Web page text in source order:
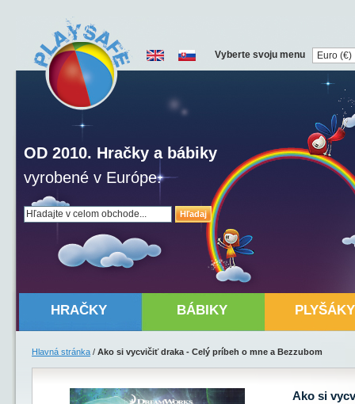
Hľadaj
OD 2010. Hračky a bábiky
vyrobené v Európe.
Vyberte svoju menu
HRAČKY BÁBIKY PLYŠÁKY
Hlavná stránka / Ako si vycvičiť draka - Celý príbeh o mne a Bezzubom
Ako si